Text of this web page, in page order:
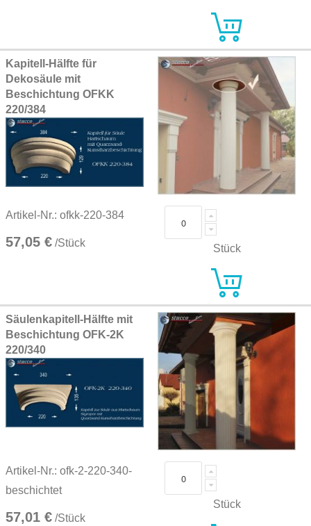
Kapitell-Hälfte für
Dekosäule mit
Beschichtung OFKK
220/384
Artikel-Nr.: ofkk-220-384
57,05 € /Stück Stück
Säulenkapitell-Hälfte mit
Beschichtung OFK-2K
220/340
Artikel-Nr.: ofk-2-220-340-
beschichtet
57,01 € /Stück
Stück